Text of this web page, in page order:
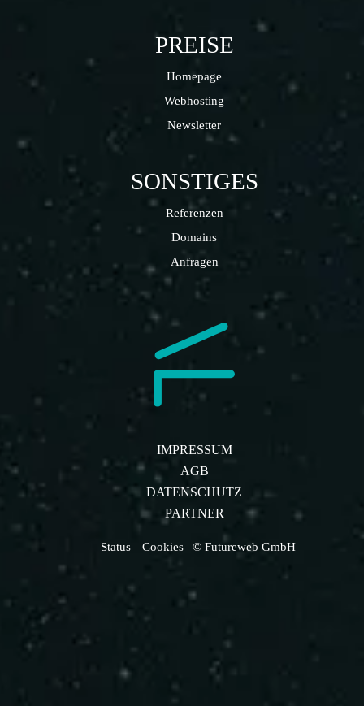
PREISE
Homepage
Webhosting
Newsletter
SONSTIGES
Referenzen
Domains
Anfragen
IMPRESSUM
AGB
DATENSCHUTZ
PARTNER
Status Cookies | © Futureweb GmbH